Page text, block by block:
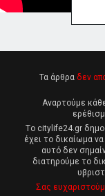
Τα άρθρα δεν
Αναρτούμε
Tο citylife24.gr
έχει το δικαίωμα
αυτό δεν
διατηρούμε το
Σας